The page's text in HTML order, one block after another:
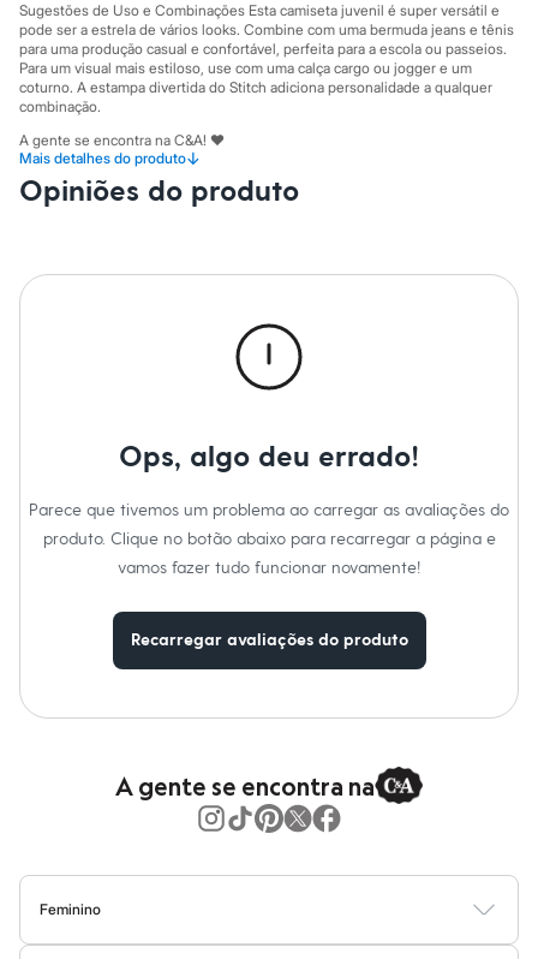
Leggings
Shorts e Bermudas
Tops
Moda íntima
Calcinhas
Meias
Pijamas
Sutiãs e Tops
Moda praia
Saídas de praia
Personagens
Shorts e Saias
Em alta
Dia dos Pais
Camisetas e Regatas
Casacos e Jaquetas
Bolsas e Mochilas
Óculos
Relógios
Botas
Sugestões de Uso e Combinações Esta camiseta juvenil é super versátil e
pode ser a estrela de vários looks. Combine com uma bermuda jeans e tênis
para uma produção casual e confortável, perfeita para a escola ou passeios.
Para um visual mais estiloso, use com uma calça cargo ou jogger e um
coturno. A estampa divertida do Stitch adiciona personalidade a qualquer
combinação.
A gente se encontra na C&A! ❤
Mais detalhes do produto↓
Material
100% algodão
Lavar à temperatura máxima de 40ºC.
Proibido o alvejamento.
Não lavar a seco.
Limpeza a úmido, processo suave.
Opiniões do produto
Ops, algo deu errado!
Parece que tivemos um problema ao carregar as avaliações do
produto. Clique no botão abaixo para recarregar a página e
vamos fazer tudo funcionar novamente!
Recarregar avaliações do produto
A gente se encontra na
Feminino
BlusasCalçasVestidosSaiasCasacosModa PraiaModa Íntima